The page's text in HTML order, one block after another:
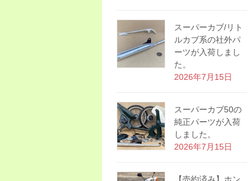
スーパーカブ/リト
ルカブ系の社外パ
ーツが入荷しまし
た。
2026年7月15日
スーパーカブ50の
純正パーツが入荷
しました。
2026年7月15日